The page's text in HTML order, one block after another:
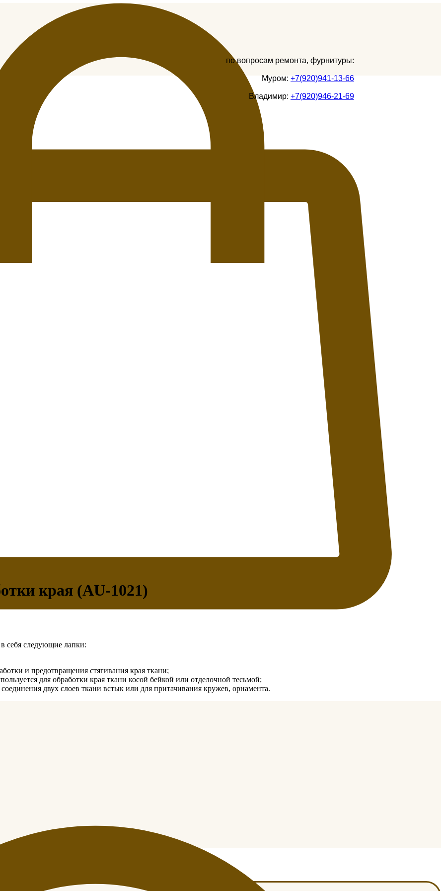
по вопросам ремонта, фурнитуры:
Муром: +7(920)941-13-66
Владимир: +7(920)946-21-69
края (AU-1021)
себя следующие лапки:
и предотвращения стягивания края ткани;
для обработки края ткани косой бейкой или отделочной тесьмой;
двух слоев ткани встык или для притачивания кружев, орнамента.